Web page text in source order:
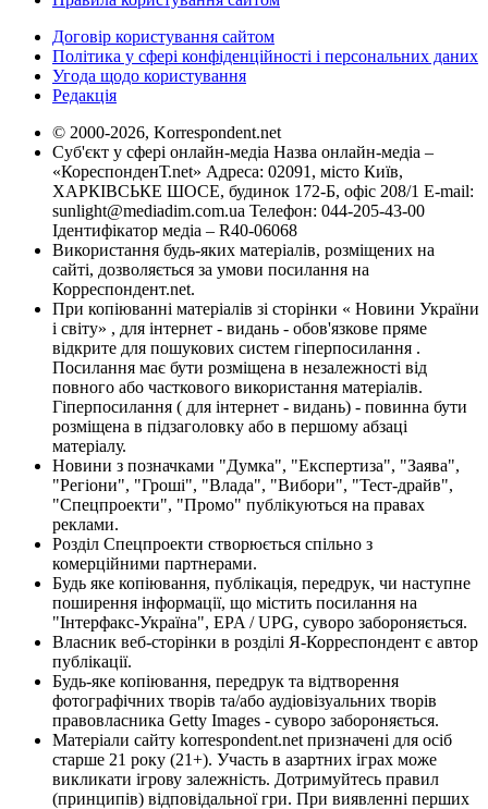
Договір користування сайтом
Політика у сфері конфіденційності і персональних даних
Угода щодо користування
Редакція
© 2000-2026, Korrespondent.net
Суб'єкт у сфері онлайн-медіа Назва онлайн-медіа –
«КореспонденТ.net» Адреса: 02091, місто Київ,
ХАРКІВСЬКЕ ШОСЕ, будинок 172-Б, офіс 208/1 E-mail:
sunlight@mediadim.com.ua Телефон: 044-205-43-00
Ідентифікатор медіа – R40-06068
Використання будь-яких матеріалів, розміщених на
сайті, дозволяється за умови посилання на
Корреспондент.net.
При копіюванні матеріалів зі сторінки « Новини України
і світу» , для інтернет - видань - обов'язкове пряме
відкрите для пошукових систем гіперпосилання .
Посилання має бути розміщена в незалежності від
повного або часткового використання матеріалів.
Гіперпосилання ( для інтернет - видань) - повинна бути
розміщена в підзаголовку або в першому абзаці
матеріалу.
Новини з позначками "Думка", "Експертиза", "Заява",
"Регіони", "Гроші", "Влада", "Вибори", "Тест-драйв",
"Спецпроекти", "Промо" публікуються на правах
реклами.
Розділ Спецпроекти створюється спільно з
комерційними партнерами.
Будь яке копіювання, публікація, передрук, чи наступне
поширення інформації, що містить посилання на
"Інтерфакс-Україна", EPA / UPG, суворо забороняється.
Власник веб-сторінки в розділі Я-Корреспондент є автор
публікації.
Будь-яке копіювання, передрук та відтворення
фотографічних творів та/або аудіовізуальних творів
правовласника Getty Images - суворо забороняється.
Матеріали сайту korrespondent.net призначені для осіб
старше 21 року (21+). Участь в азартних іграх може
викликати ігрову залежність. Дотримуйтесь правил
(принципів) відповідальної гри. При виявленні перших